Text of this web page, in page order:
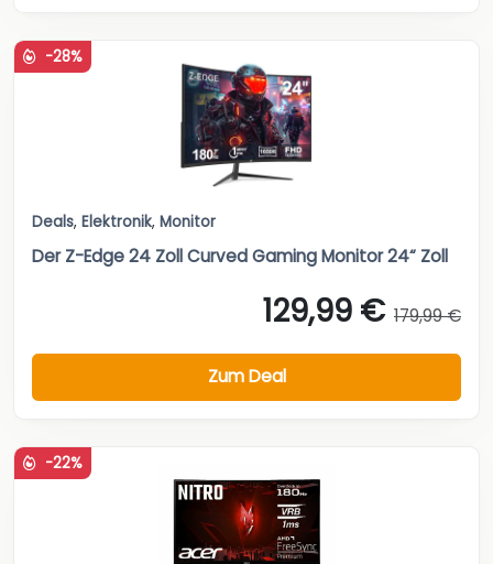
-28%
Deals, Elektronik, Monitor
Der Z-Edge 24 Zoll Curved Gaming Monitor 24“ Zoll
129,99 € 179,99 €
Zum Deal
-22%